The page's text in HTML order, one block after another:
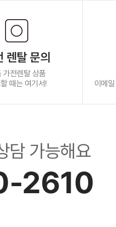
렌탈 문의
가전렌탈 상품
때는 여기서!
이메
담 가능해요
2610